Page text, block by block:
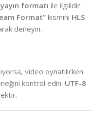
yayın formatı ile ilgilidir.
Format” kısmını HLS
deneyin.
video oynatılırken
kontrol edin. UTF-8